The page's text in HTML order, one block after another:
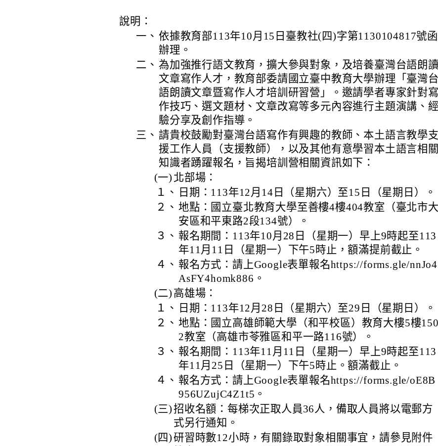
說明：
一、 依據教育部113年10月15日臺教社(四)字第1130104817號函
辦理。
二、 為加強推行語文教育，擴大參與對象，及培養臺灣台語朗讀
文章寫作人才，教育部委請國立臺中教育大學辦理「臺灣台
語朗讀文章暨寫作人才培訓研習營」。邀請學者專家針對寫
作技巧、選文題材、文章改寫等多元內容進行主題演講、經
驗分享及創作指導。
三、 請貴校鼓勵對臺灣台語寫作有興趣的教師、本土語言教學支
援工作人員（支援教師），以及其他有意學習本土語言相關
知識者踴躍報名，旨揭培訓營相關資訊如下：
(一) 北部場：
１、
日期：113年12月14日（星期六）至15日（星期日）。
２、 地點：國立臺北教育大學至善樓4樓404教室（臺北市大
安區和平東路2段134號）。
３、 報名期間：113年10月28日（星期一）早上9時起至113
年11月11日（星期一）下午5時止，額滿提前截止。
４、 報名方式：請上Google表單報名https://forms.gle/nnJo4
AsFY4homk886。
(二) 高雄場：
１、
日期：113年12月28日（星期六）至29日（星期日）。
２、 地點：國立高雄師範大學（和平校區）教育大樓5樓150
2教室（高雄市苓雅區和平一路116號）。
３、 報名期間：113年11月11日（星期一）早上9時起至113
年11月25日（星期一）下午5時止。額滿截止。
４、 報名方式：請上Google表單報名https://forms.gle/oE8B
956UZujC4Z1t5。
(三)招收名額：每梯次正取人員36人，備取人員將以電郵方
式另行通知。
(四)研習時數12小時，有關錄取對象相關事宜，請參見附件